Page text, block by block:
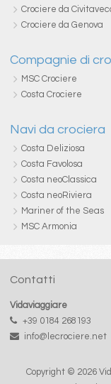
Crociere da
Crociere da Genova
Compagnie di
MSC Crociere
Costa Crociere
Navi da crociera
Costa Deliziosa
Costa Favolosa
Costa neoClassica
Costa neoRiviera
Mariner of the Seas
MSC Armonia
Contatti
Vidaviaggiare
+39 0184 268193
info@lecrociere.net
Copyright © 2026